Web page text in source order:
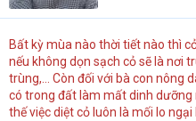
r
e
r
Bất kỳ mùa nào thời tiết nào thì
nếu không dọn sạch cỏ sẽ là nơi
trùng,… Còn đối với bà con nông
có trong đất làm mất dinh dưỡng
thế việc diệt cỏ luôn là mối lo